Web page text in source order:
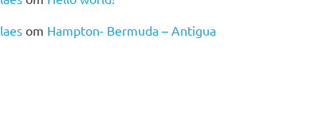
om Hampton- Bermuda – Antigua